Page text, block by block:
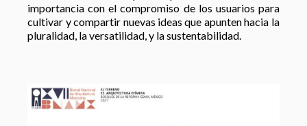
importancia con el compromiso de los usuarios para
cultivar y compartir nuevas ideas que apunten hacia la
pluralidad, la versatilidad, y la sustentabilidad.